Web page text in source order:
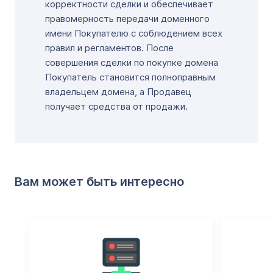
корректности сделки и обеспечивает
правомерность передачи доменного
имени Покупателю с соблюдением всех
правил и регламентов. После
совершения сделки по покупке домена
Покупатель становится полноправным
владельцем домена, а Продавец
получает средства от продажи.
Вам может быть интересно